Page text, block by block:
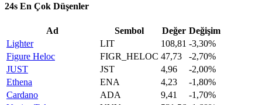
24s En Çok Düşenler
Ad Sembol Değer Değişim
Lighter
LIT 108,81 -3,30%
Figure Heloc
FIGR_HELOC 47,73
-2,70%
JUST
JST 4,96
-2,00%
Ethena
ENA 4,23
-1,80%
Cardano
ADA 9,41
-1,70%